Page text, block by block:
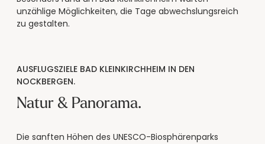
unzählige Möglichkeiten, die Tage abwechslungsreich
zu gestalten.
AUSFLUGSZIELE BAD KLEINKIRCHHEIM IN DEN
NOCKBERGEN.
Natur & Panorama.
Die sanften Höhen des UNESCO-Biosphärenparks